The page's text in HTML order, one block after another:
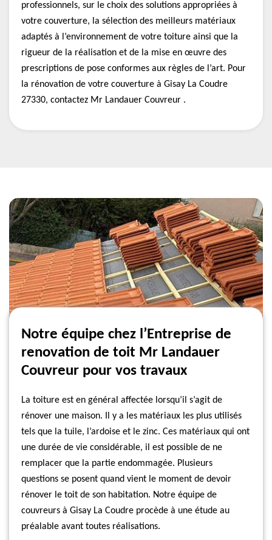
professionnels, sur le choix des solutions appropriées à
votre couverture, la sélection des meilleurs matériaux
adaptés à l’environnement de votre toiture ainsi que la
rigueur de la réalisation et de la mise en œuvre des
prescriptions de pose conformes aux règles de l’art. Pour
la rénovation de votre couverture à Gisay La Coudre
27330, contactez Mr Landauer Couvreur .
Notre équipe chez l’Entreprise de
renovation de toit Mr Landauer
Couvreur pour vos travaux
La toiture est en général affectée lorsqu’il s’agit de
rénover une maison. Il y a les matériaux les plus utilisés
tels que la tuile, l’ardoise et le zinc. Ces matériaux qui ont
une durée de vie considérable, il est possible de ne
remplacer que la partie endommagée. Plusieurs
questions se posent quand vient le moment de devoir
rénover le toit de son habitation. Notre équipe de
couvreurs à Gisay La Coudre procède à une étude au
préalable avant toutes réalisations.